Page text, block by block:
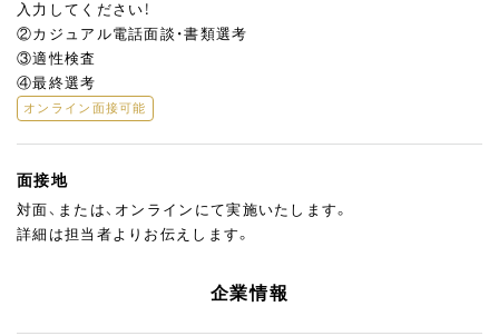
入力してください！
②カジュアル電話面談・書類選考
③適性検査
④最終選考
オンライン面接可能
面接地
対面、または、オンラインにて実施いたします。
詳細は担当者よりお伝えします。
企業情報